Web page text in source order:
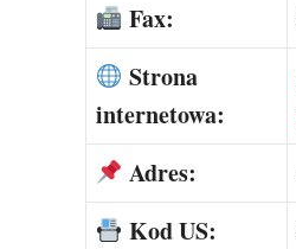
Fax:
Strona
internetowa:
Adres:
Kod US: